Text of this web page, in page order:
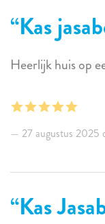
Kas
Heerlijk huis op
27 augustus 2025
Kas